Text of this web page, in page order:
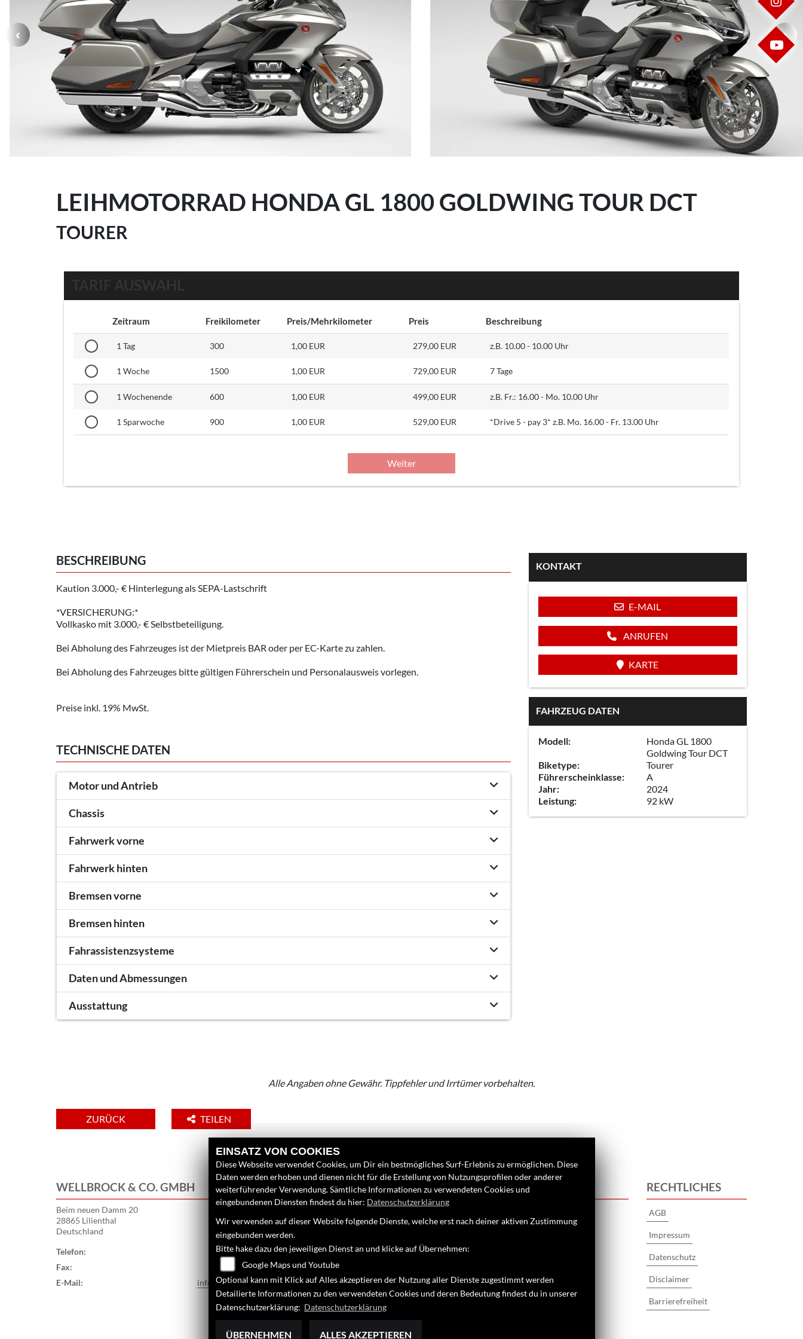
LEIHMOTORRAD HONDA GL 1800 GOLDWING TOUR DCT
TOURER
Zeitraum Freikilometer Preis/Mehrkilometer Preis Beschreibung
1 Tag 300 1,00 EUR 279,00 EUR z.B. 10.00 - 10.00 Uhr
1 Woche 1500 1,00 EUR 729,00 EUR 7 Tage
1 Wochenende 600 1,00 EUR 499,00 EUR z.B. Fr.: 16.00 - Mo. 10.00 Uhr
1 Sparwoche 900 1,00 EUR 529,00 EUR *Drive 5 - pay 3* z.B. Mo. 16.00 - Fr. 13.00 Uhr
Weiter
BESCHREIBUNG
Kaution 3.000,- € Hinterlegung als SEPA-Lastschrift
*VERSICHERUNG:*
Vollkasko mit 3.000,- € Selbstbeteiligung.
Bei Abholung des Fahrzeuges ist der Mietpreis BAR oder per EC-Karte zu zahlen.
Bei Abholung des Fahrzeuges bitte gültigen Führerschein und Personalausweis vorlegen.
Preise inkl. 19% MwSt.
TECHNISCHE DATEN
Motor und Antrieb
Chassis
Fahrwerk vorne
Fahrwerk hinten
Bremsen vorne
Bremsen hinten
Fahrassistenzsysteme
Daten und Abmessungen
Ausstattung
KONTAKT
E-MAIL
ANRUFEN
KARTE
FAHRZEUG DATEN
Modell:
Honda GL 1800
Goldwing Tour DCT
Biketype:
Tourer
Führerscheinklasse:
A
Jahr:
2024
Leistung:
92 kW
Alle Angaben ohne Gewähr. Tippfehler und Irrtümer vorbehalten.
ZURÜCK TEILEN
WELLBROCK & CO. GMBH
Beim neuen Damm 20
28865 Lilienthal
Deutschland
Telefon:
04298465590
Fax:
0429830716
E-Mail:
info@wellbrock.com
LINKS
Neufahrzeuge
Gebrauchtfahrzeuge
Service
FINDEN SIE UNS
Google Maps
RECHTLICHES
AGB
Impressum
Datenschutz
Disclaimer
Barrierefreiheit
EINSATZ VON COOKIES
Diese Webseite verwendet Cookies, um Dir ein bestmögliches Surf-Erlebnis zu ermöglichen. Diese
Daten werden erhoben und dienen nicht für die Erstellung von Nutzungsprofilen oder anderer
weiterführender Verwendung. Sämtliche Informationen zu verwendeten Cookies und
eingebundenen Diensten findest du hier: Datenschutzerklärung
Wir verwenden auf dieser Website folgende Dienste, welche erst nach deiner aktiven Zustimmung
eingebunden werden.
Bitte hake dazu den jeweiligen Dienst an und klicke auf Übernehmen:
Google Maps und Youtube
Optional kann mit Klick auf Alles akzeptieren der Nutzung aller Dienste zugestimmt werden
Detailierte Informationen zu den verwendeten Cookies und deren Bedeutung findest du in unserer
Datenschutzerklärung: Datenschutzerklärung
ÜBERNEHMEN ALLES AKZEPTIEREN